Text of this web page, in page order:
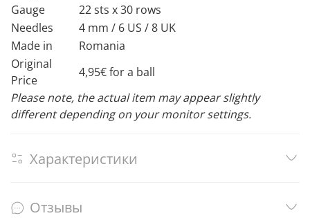
Gauge
22 sts x 30 rows
Needles
4 mm / 6 US / 8 UK
Made in
Romania
Original
Price
4,95€ for a ball
Please note, the actual item may appear slightly
different depending on your monitor settings.
Характеристики
Отзывы